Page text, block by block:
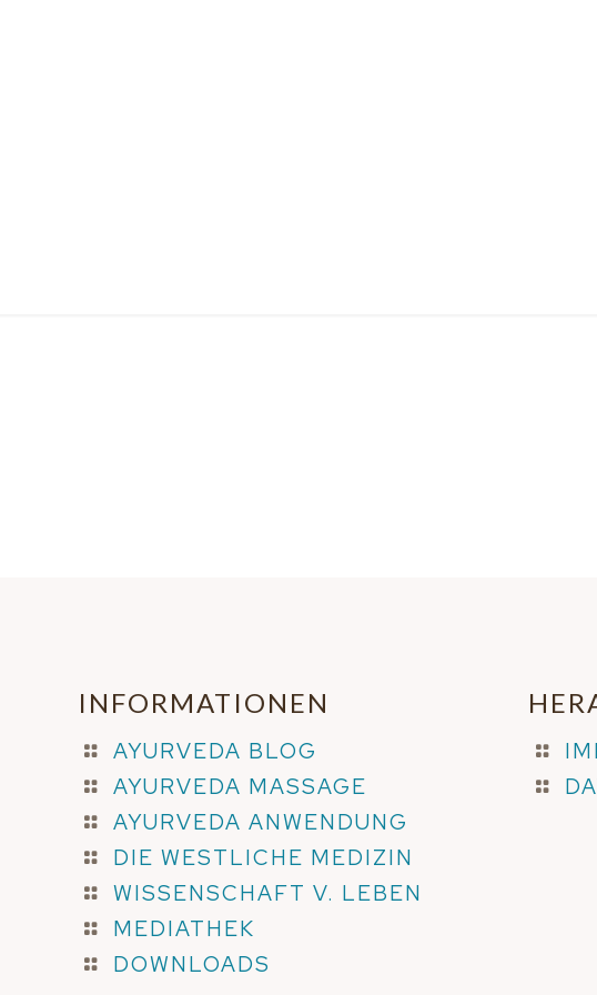
INFORMATIONEN
AYURVEDA BLOG
AYURVEDA MASSAGE
AYURVEDA ANWENDUNG
DIE WESTLICHE MEDIZIN
WISSENSCHAFT V. LEBEN
MEDIATHEK
DOWNLOADS